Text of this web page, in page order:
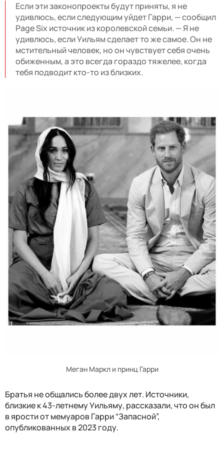
Если эти законопроекты будут приняты, я не
удивлюсь, если следующим уйдет Гарри, — сообщил
Page Six источник из королевской семьи. — Я не
удивлюсь, если Уильям сделает то же самое. Он не
мстительный человек, но он чувствует себя очень
обиженным, а это всегда гораздо тяжелее, когда
тебя подводит кто-то из близких.
Меган Маркл и принц Гарри
Братья не общались более двух лет. Источники,
близкие к 43-летнему Уильяму, рассказали, что он был
в ярости от мемуаров Гарри “Запасной”,
опубликованных в 2023 году.